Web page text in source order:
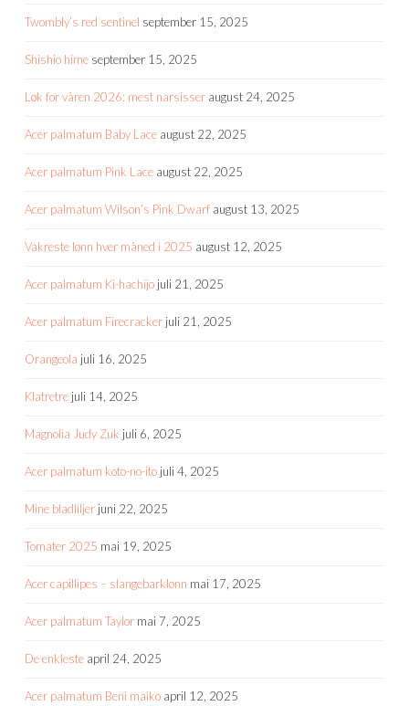
Twombly’s red sentinel september 15, 2025
Shishio hime september 15, 2025
Løk for våren 2026: mest narsisser august 24, 2025
Acer palmatum Baby Lace august 22, 2025
Acer palmatum Pink Lace august 22, 2025
Acer palmatum Wilson’s Pink Dwarf august 13, 2025
Vakreste lønn hver måned i 2025 august 12, 2025
Acer palmatum Ki-hachijo juli 21, 2025
Acer palmatum Firecracker juli 21, 2025
Orangeola juli 16, 2025
Klatretre juli 14, 2025
Magnolia Judy Zuk juli 6, 2025
Acer palmatum koto-no-ito juli 4, 2025
Mine bladliljer juni 22, 2025
Tomater 2025 mai 19, 2025
Acer capillipes – slangebarklønn mai 17, 2025
Acer palmatum Taylor mai 7, 2025
De enkleste april 24, 2025
Acer palmatum Beni maiko april 12, 2025